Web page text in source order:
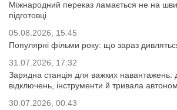
Міжнародний переказ ламається не на
підготовці
05.08.2026, 15:45
Популярні фільми року: що зараз
31.07.2026, 17:32
Зарядна станція для важких навантажень:
відключень, інструменти й тривала
30.07.2026, 00:43